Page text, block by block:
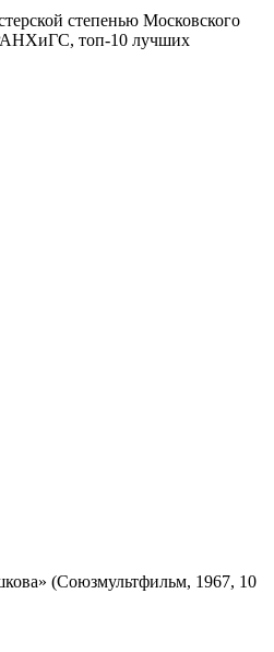
степенью Московского
РАНХиГС, топ-10 лучших
(Союзмультфильм, 1967, 10